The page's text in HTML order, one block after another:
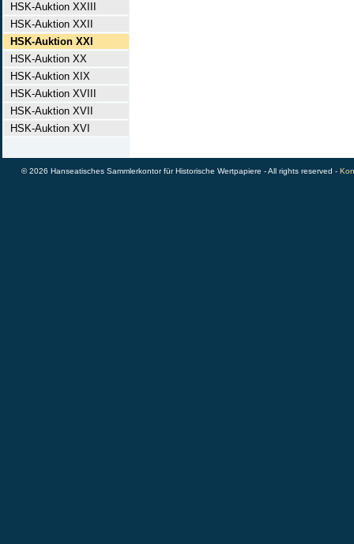
HSK-Auktion XXIII
HSK-Auktion XXII
HSK-Auktion XXI
HSK-Auktion XX
HSK-Auktion XIX
HSK-Auktion XVIII
HSK-Auktion XVII
HSK-Auktion XVI
© 2026 Hanseatisches Sammlerkontor für Historische Wertpapiere - All rights reserved -